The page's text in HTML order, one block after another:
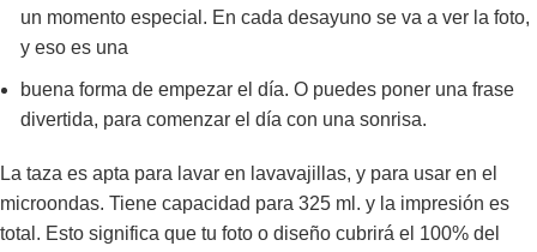
un momento especial. En cada desayuno se va a ver la foto,
y eso es una
buena forma de empezar el día. O puedes poner una frase
divertida, para comenzar el día con una sonrisa.
La taza es apta para lavar en lavavajillas, y para usar en el
microondas. Tiene capacidad para 325 ml. y la impresión es
total. Esto significa que tu foto o diseño cubrirá el 100% del